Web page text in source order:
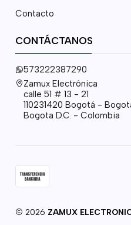
Contacto
CONTÁCTANOS
573222387290
Zamux Electrónica
calle 51 # 13 - 21
110231420 Bogotá -
Bogota D.C. - Colombia
2026 ZAMUX